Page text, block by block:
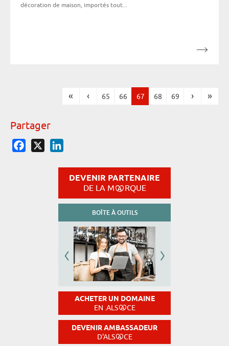
décoration de maison, importés tout...
« ‹ 65 66 67 68 69 › »
Partager
Facebook
DEVENIR PARTENAIRE
DE LA M RQUE
BOÎTE À OUTILS
ACHETER UN DOMAINE
EN .ALS CE
DEVENIR AMBASSADEUR
D'ALS CE